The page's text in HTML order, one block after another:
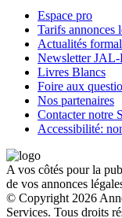
Espace pro
Tarifs annonces
Actualités
Newsletter JAL-
Livres Blancs
Foire aux
Nos partenaires
Contacter notre
Accessibilité:
A vos côtés pour la
de vos annonces
© Copyright 2026
Services. Tous droits